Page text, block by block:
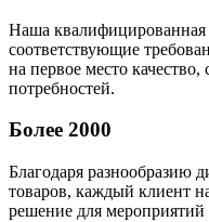
Наша квалифицированная
соответствующие
на первое место
потребностей.
Более 2000
Благодаря разнообразию
товаров, каждый клиент
решение для мероприятий